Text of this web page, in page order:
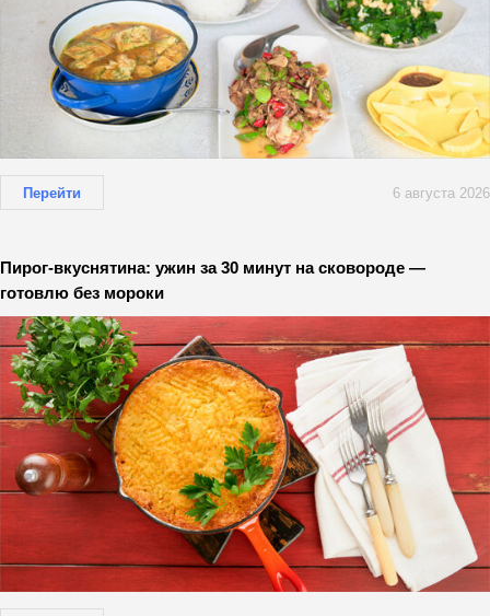
Перейти 6 августа 2026
Пирог-вкуснятина: ужин за 30 минут на сковороде —
готовлю без мороки